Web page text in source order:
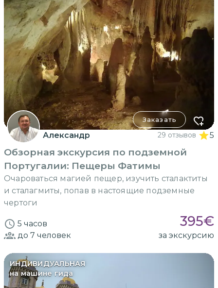
Заказать
Александр 29 отзывов 5
Обзорная экскурсия по подземной
Португалии: Пещеры Фатимы
Очароваться магией пещер, изучить сталактиты
и сталагмиты, попав в настоящие подземные
чертоги
5 часов 395€
до 7 человек за экскурсию
ИНДИВИДУАЛЬНАЯ
на машине гида